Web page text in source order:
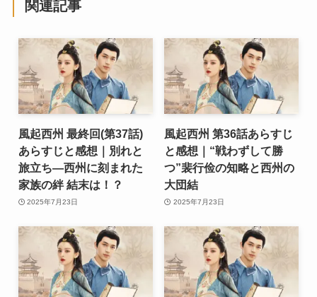
関連記事
風起西州 最終回(第37話)
あらすじと感想｜別れと
旅立ち―西州に刻まれた
家族の絆 結末は！？
2025年7月23日
風起西州 第36話あらすじ
と感想｜“戦わずして勝
つ”裴行俭の知略と西州の
大団結
2025年7月23日